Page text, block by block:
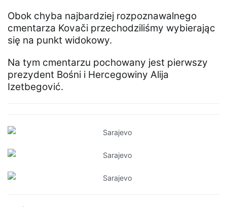
Obok chyba najbardziej rozpoznawalnego
cmentarza Kovači przechodziliśmy wybierając
się na punkt widokowy.
Na tym cmentarzu pochowany jest pierwszy
prezydent Bośni i Hercegowiny Alija
Izetbegović.